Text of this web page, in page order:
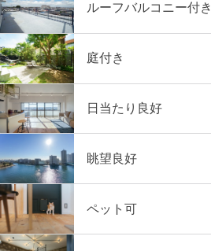
ルーフバルコニー付き
庭付き
日当たり良好
眺望良好
ペット可